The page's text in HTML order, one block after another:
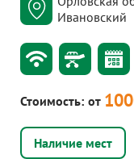
Ивановский
Стоимость: от